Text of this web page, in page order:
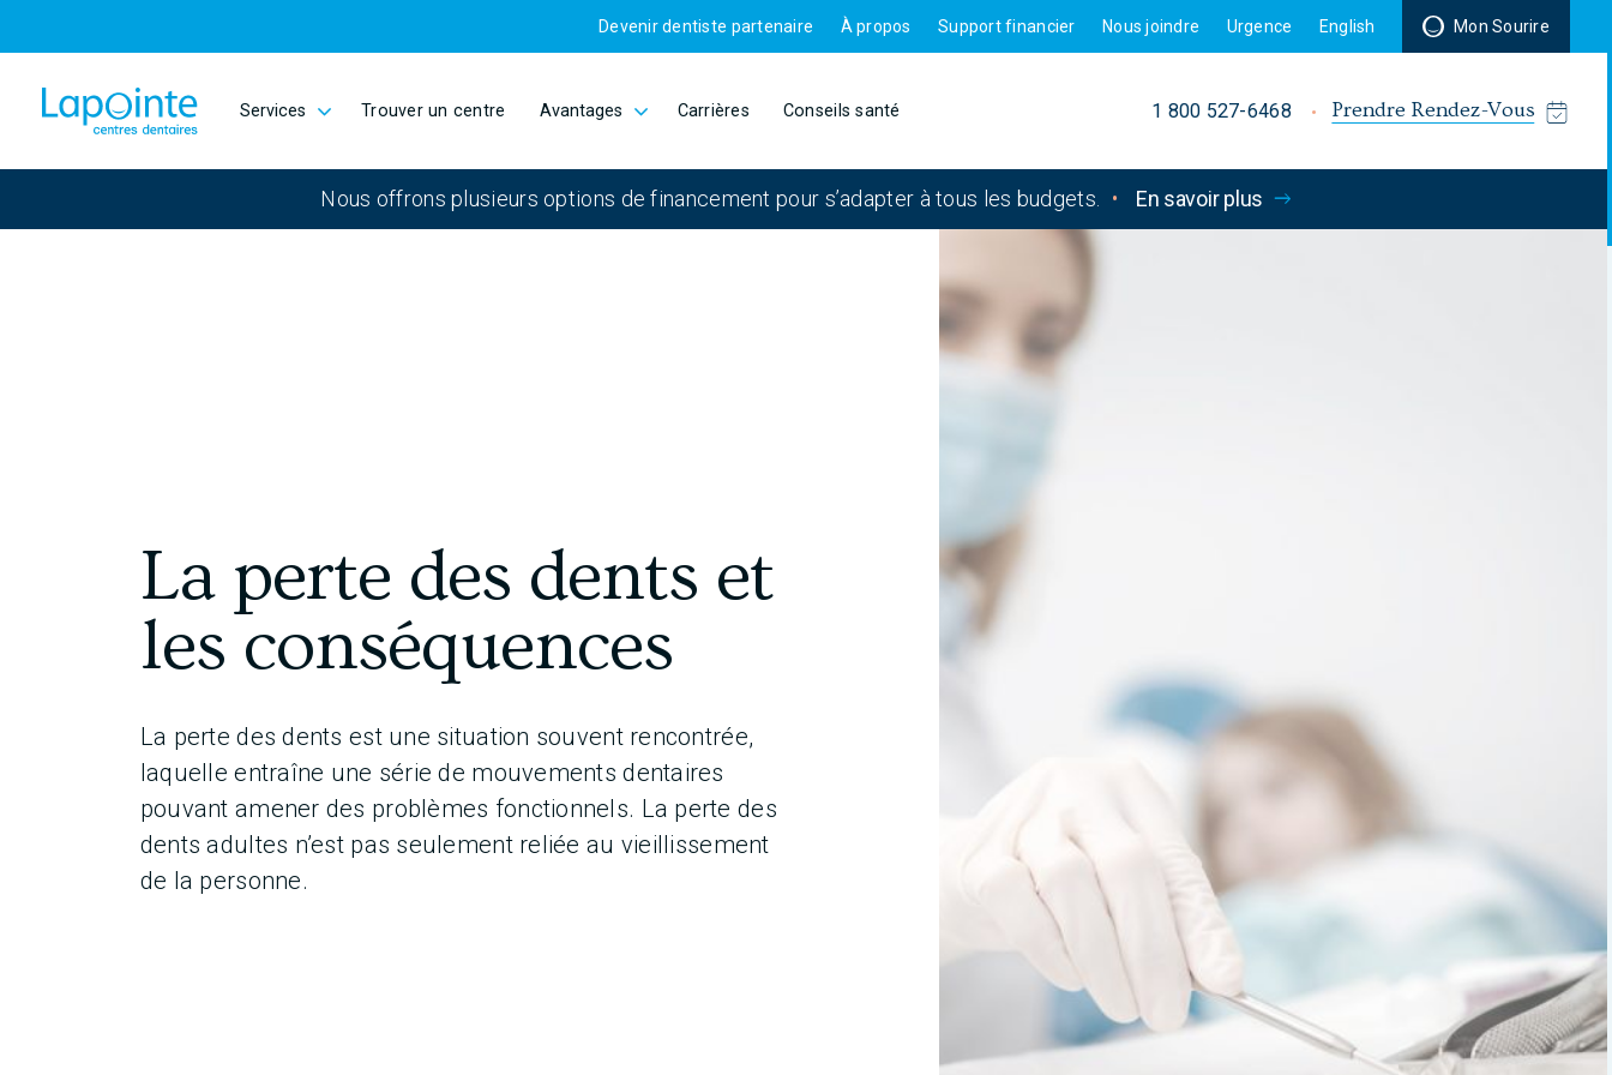
Services Trouver un centre Avantages Carrières Conseils santé
Devenir dentiste partenaire À propos Support financier Nous joindre Urgence English Mon Sourire
1 800 527-6468 Prendre Rendez-Vous
Nous offrons plusieurs options de financement pour s’adapter à tous les budgets. • En savoir plus
La perte des dents et
les conséquences
La perte des dents est une situation souvent rencontrée,
laquelle entraîne une série de mouvements dentaires
pouvant amener des problèmes fonctionnels. La perte des
dents adultes n’est pas seulement reliée au vieillissement
de la personne.